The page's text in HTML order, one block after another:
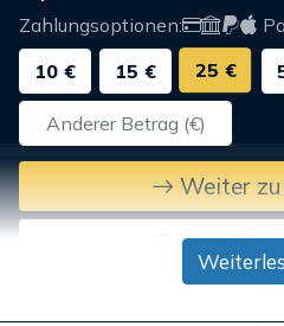
Zahlungsoptionen:
10 €
15 € 25 €
Weiter
Bank-